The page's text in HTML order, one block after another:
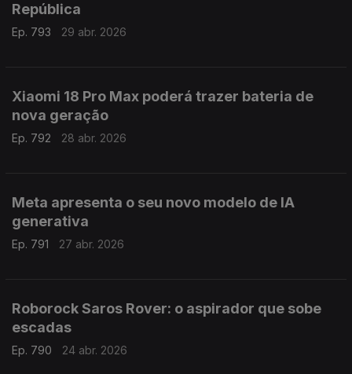
República
Ep. 793 29 abr. 2026
Xiaomi 18 Pro Max poderá trazer bateria de
nova geração
Ep. 792 28 abr. 2026
Meta apresenta o seu novo modelo de IA
generativa
Ep. 791 27 abr. 2026
Roborock Saros Rover: o aspirador que sobe
escadas
Ep. 790 24 abr. 2026